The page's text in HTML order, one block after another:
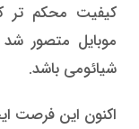
کیفیت محکم تر
موبایل متصور
شیائومی باشد.
اکنون این فرصت